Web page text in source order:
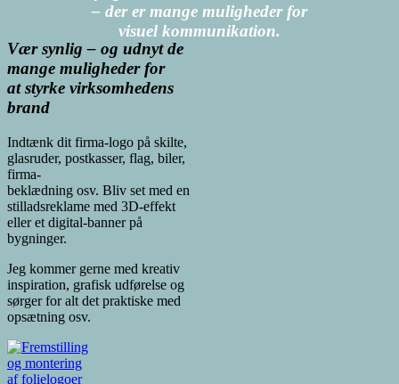
– der er mange muligheder for
visuel kommunikation.
Vær synlig – og udnyt de
mange muligheder for
at styrke virksomhedens
brand
Indtænk dit firma-logo på skilte,
glasruder, postkasser, flag, biler,
firma-
beklædning osv. Bliv set med en
stilladsreklame med 3D-effekt
eller et digital-banner på
bygninger.
Jeg kommer gerne med kreativ
inspiration, grafisk udførelse og
sørger for alt det praktiske med
opsætning osv.